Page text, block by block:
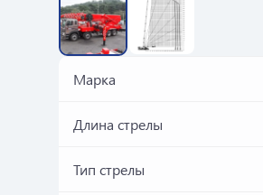
Марка
Длина стрелы
Тип стрелы